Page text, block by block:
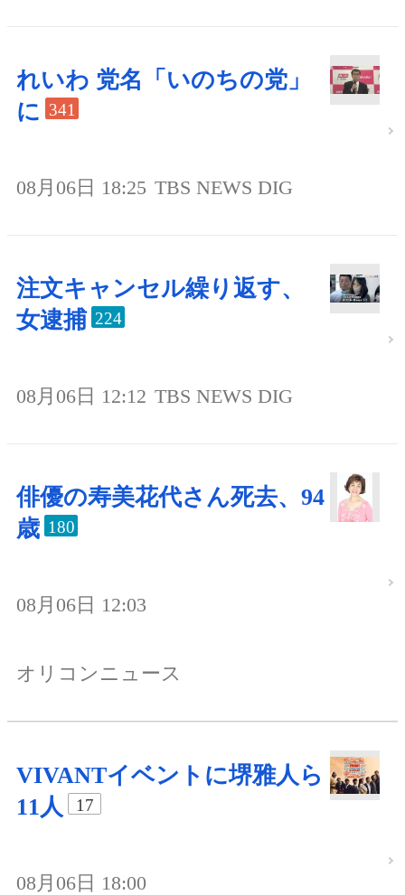
れいわ 党名「いのちの党」
に 341
08月06日 18:25 TBS NEWS DIG
注文キャンセル繰り返す、
女逮捕 224
08月06日 12:12 TBS NEWS DIG
俳優の寿美花代さん死去、94
歳 180
08月06日 12:03
オリコンニュース
VIVANTイベントに堺雅人ら
11人
17
08月06日 18:00